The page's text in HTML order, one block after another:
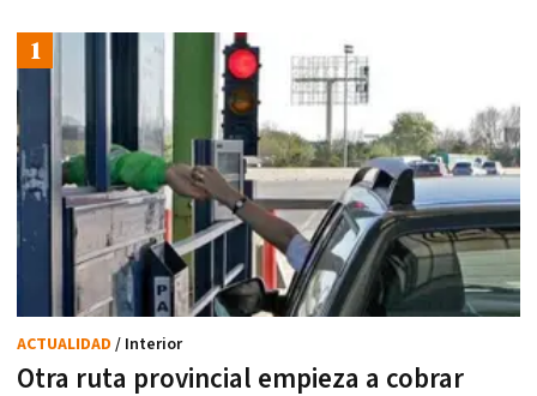
Otra ruta provincial empieza a cobrar
ACTUALIDAD / Interior